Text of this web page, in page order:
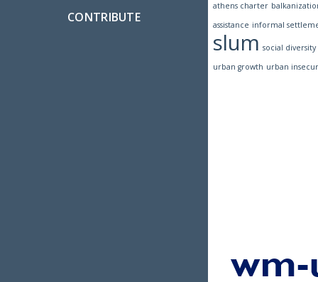
CONTRIBUTE
athens charter
assistance informal
slum social diversity
urban growth urban